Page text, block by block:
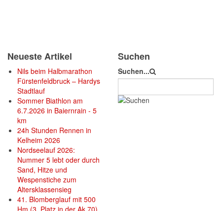
Neueste Artikel
Nils beim Halbmarathon
Fürstenfeldbruck – Hardys
Stadtlauf
Sommer Biathlon am
6.7.2026 in Baiernrain - 5
km
24h Stunden Rennen in
Kelheim 2026
Nordseelauf 2026:
Nummer 5 lebt oder durch
Sand, Hitze und
Wespenstiche zum
Altersklassensieg
41. Blomberglauf mit 500
Hm (3. Platz in der Ak 70)
Suchen
Suchen...